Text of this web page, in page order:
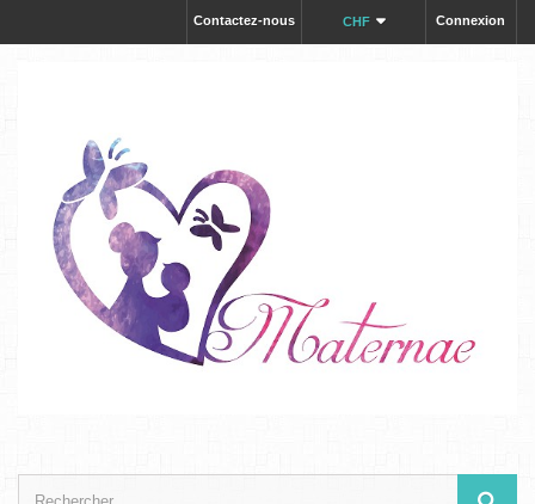
Connexion
CHF
Contactez-nous